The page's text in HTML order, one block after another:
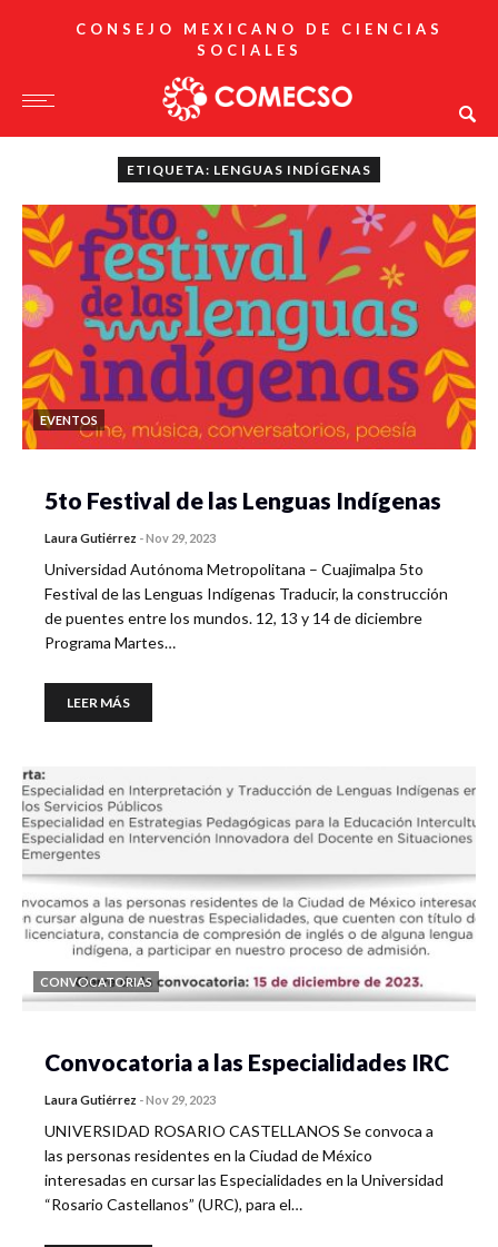
CONSEJO MEXICANO DE CIENCIAS
SOCIALES
ETIQUETA: LENGUAS INDÍGENAS
EVENTOS
5to Festival de las Lenguas Indígenas
Laura Gutiérrez -Nov 29, 2023
Universidad Autónoma Metropolitana – Cuajimalpa 5to
Festival de las Lenguas Indígenas Traducir, la construcción
de puentes entre los mundos. 12, 13 y 14 de diciembre
Programa Martes…
LEER MÁS
CONVOCATORIAS
Convocatoria a las Especialidades IRC
Laura Gutiérrez -Nov 29, 2023
UNIVERSIDAD ROSARIO CASTELLANOS Se convoca a
las personas residentes en la Ciudad de México
interesadas en cursar las Especialidades en la Universidad
“Rosario Castellanos” (URC), para el…